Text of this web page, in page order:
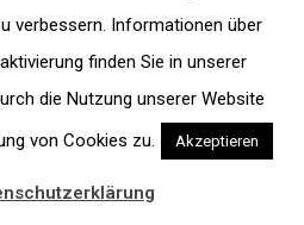
verbessern. Informationen über
finden Sie in unserer
die Nutzung unserer Website
von Cookies zu.
Akzeptieren